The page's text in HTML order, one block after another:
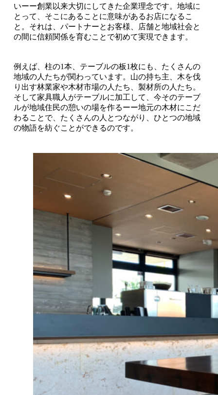
いーー創業以来大切にしてきた企業理念です。地域に
とって、そこにあることに意味があるお店になるこ
と。それは、パートナーとお客様、店舗と地域社会と
の間に信頼関係を育むことで初めて実現できます。
例えば、柱の1本、テーブルの板1枚にも、たくさんの
地域の人たちが関わっています。山の持ち主、木を伐
り出す林業家や木材市場の人たち、製材所の人たち。
そして家具職人がテーブルに加工して、今そのテーブ
ルが地域住民の憩いの場を作るーー地元の木材にこだ
わることで、たくさんの人とつながり、ひとつの地域
の物語を紡ぐことができるのです。